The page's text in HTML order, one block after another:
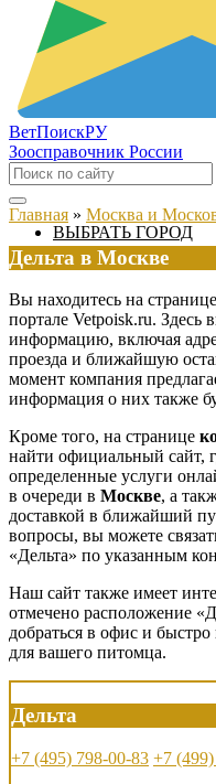
ВетПоискРУ
Зоосправочник России
ВЫБРАТЬ ГОРОД
Главная » Москва и
Дельта в Москве
Вы находитесь на
портале Vetpoisk.ru.
информацию, включая
проезда и ближайшую
момент компания
информация о них также
Кроме того, на странице
найти официальный сайт,
определенные услуги
в очереди в Москве, а
доставкой в ближайший
вопросы, вы можете
«Дельта» по указанным
Наш сайт также имеет
отмечено расположение
добраться в офис и
для вашего питомца.
Дельта
+7 (495) 798-00-83 +7